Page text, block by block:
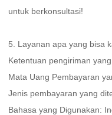
untuk berkonsultasi!
5. Layanan apa yang bisa
Ketentuan pengiriman
Mata Uang Pembayaran
Jenis pembayaran yang
Bahasa yang Digunakan: